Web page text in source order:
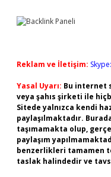
Reklam ve İletişim:
Yasal Uyarı: Bu internet
veya şahıs şirketi ile
Sitede yalnızca kendi
paylaşılmaktadır.
taşımamakta olup,
paylaşım
benzerlikleri tamamen
taslak halindedir ve